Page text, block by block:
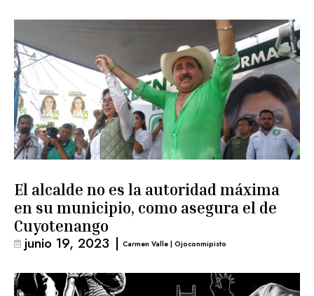
El alcalde no es la autoridad máxima
en su municipio, como asegura el de
Cuyotenango
junio 19, 2023 | Carmen Valle | Ojoconmipisto